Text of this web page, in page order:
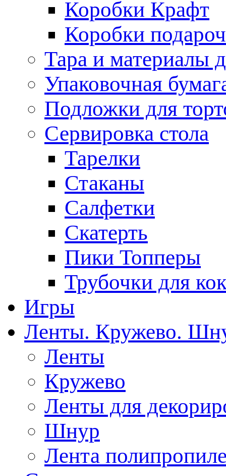
Коробки Крафт
Коробки
Тара и материалы
Упаковочная
Подложки для
Сервировка стола
Тарелки
Стаканы
Салфетки
Скатерть
Пики Топперы
Трубочки для
Игры
Ленты. Кружево.
Ленты
Кружево
Ленты для
Шнур
Лента